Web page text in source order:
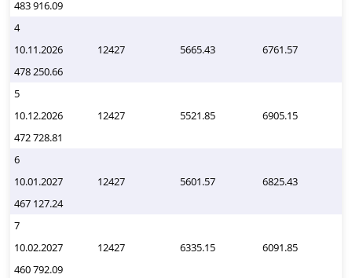
483 916.09
4
10.11.2026
12427 5665.43
6761.57
478 250.66
5
10.12.2026
12427 5521.85
6905.15
472 728.81
6
10.01.2027
12427 5601.57
6825.43
467 127.24
7
10.02.2027
12427 6335.15
6091.85
460 792.09